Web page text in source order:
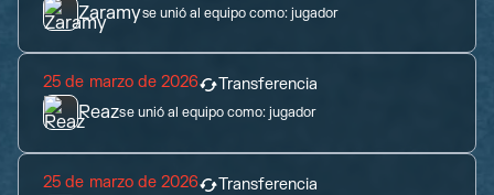
Zaramyse unió al equipo como:jugador
25 de marzo de 2026 Transferencia
Reazse unió al equipo como:jugador
25 de marzo de 2026 Transferencia